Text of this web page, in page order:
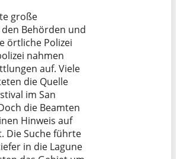
große
Behörden und
örtliche Polizei
nahmen
auf. Viele
die Quelle
im San
die Beamten
Hinweis auf
Die Suche führte
in die Lagune